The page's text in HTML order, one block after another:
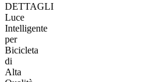
DETTAGLI
Luce
Intelligente
per
Bicicleta
di
Alta